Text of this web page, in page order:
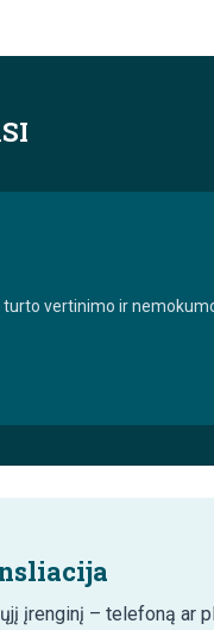
turto vertinimo ir
įrenginį – telefoną ar